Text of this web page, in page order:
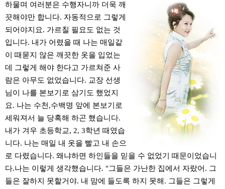
하물며 여러분은 수행자니까 더욱 깨
끗해야만 합니다. 자동적으로 그렇게
되어야지요. 가르칠 필요도 없는 것
입니다. 내가 어렸을 때 나는 매일같
이 때묻지 않은 깨끗한 옷을 입었는
데 그렇게 해야 한다고 가르쳐준 사
람은 아무도 없었습니다. 교장 선생
님이 나를 본보기로 삼기도 했었지
요. 나는 수천,수백명 앞에 본보기로
세워져서 늘 당혹해 하곤 했습니다.
내가 겨우 초등학교, 2, 3학년 때였습
니다. 나는 매일 내 옷을 빨고 내 손으
로 다렸습니다. 왜냐하면 하인들을 믿을 수 없었기 때문이었습니
다.나는 이렇게 생각했습니다. "그들은 가난한 집에서 자랐어. 그
들은 잘하지 못할거야. 내 맘에 들도록 하지 못해. 그들은 그렇게